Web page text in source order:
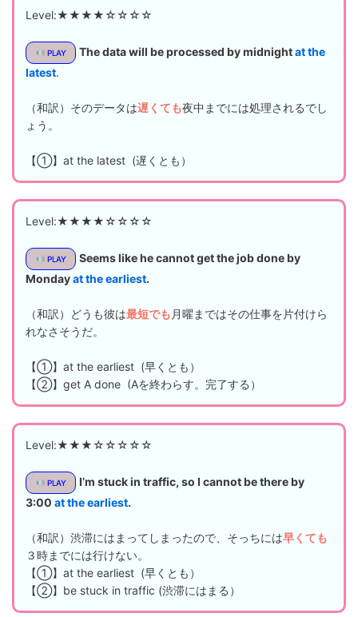
Level:★★★★☆☆☆☆
PLAY The data will be processed by midnightat the
latest.
（和訳）そのデータは遅くても夜中までには処理されるでし
ょう。
【①】at the latest (遅くとも）
Level:★★★★☆☆☆☆
PLAY
Seems like he cannot get the job done by
Mondayat the earliest.
（和訳）どうも彼は最短でも 月曜まではその仕事を片付けら
れなさそうだ。
【①】at the earliest (早くとも）
【②】get A done (Aを終わらす。完了する）
Level:★★★☆☆☆☆☆
PLAY
I’m stuck in traffic, so I cannot be there by
3:00 at the earliest.
（和訳）渋滞にはまってしまったので、そっちには早くても
３時までには行けない。
【①】at the earliest (早くとも）
【②】be stuck in traffic (渋滞にはまる）